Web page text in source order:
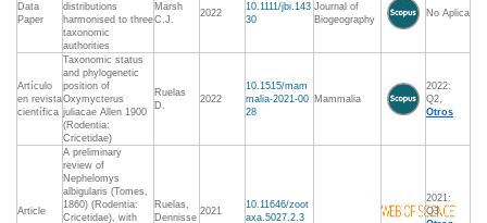
Data
Paper
distributions
harmonised to three
taxonomic
authorities
Marsh
C.J.
2022
10.1111/jbi.143
30
Journal of
Biogeography
No Aplica
Artículo
en revista
científica
Taxonomic status
and phylogenetic
position of
Oxymycterus
juliacae Allen 1900
(Rodentia:
Cricetidae)
Ruelas
D.
2022
10.1515/mam
malia-2021-00
28
Mammalia
2022:
Q2,
Otros
Article
A preliminary
review of
Nephelomys
albigularis (Tomes,
1860) (Rodentia:
Cricetidae), with
Ruelas,
Dennisse
2021
10.11646/zoot
axa.5027.2.3
2021:
Q3,